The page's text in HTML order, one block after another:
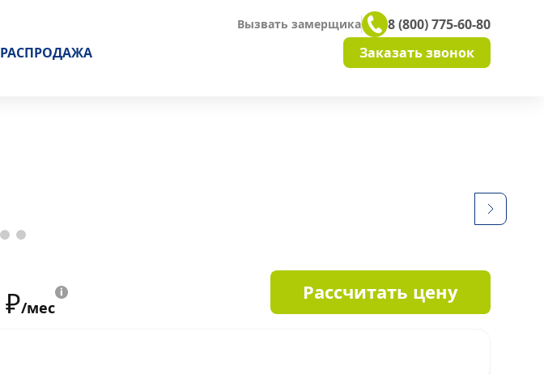
Вызвать замерщика
8 (800) 775-60-80
РАСПРОДАЖА Заказать звонок
₽/мес
Рассчитать цену